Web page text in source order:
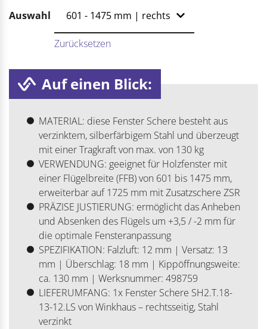
Auswahl
Zurücksetzen
Auf einen Blick:
MATERIAL: diese Fenster Schere besteht aus
verzinktem, silberfärbigem Stahl und überzeugt
mit einer Tragkraft von max. von 130 kg
VERWENDUNG: geeignet für Holzfenster mit
einer Flügelbreite (FFB) von 601 bis 1475 mm,
erweiterbar auf 1725 mm mit Zusatzschere ZSR
PRÄZISE JUSTIERUNG: ermöglicht das Anheben
und Absenken des Flügels um +3,5 / -2 mm für
die optimale Fensteranpassung
SPEZIFIKATION: Falzluft: 12 mm | Versatz: 13
mm | Überschlag: 18 mm | Kippöffnungsweite:
ca. 130 mm | Werksnummer: 498759
LIEFERUMFANG: 1x Fenster Schere SH2.T.18-
13-12.LS von Winkhaus – rechtsseitig, Stahl
verzinkt